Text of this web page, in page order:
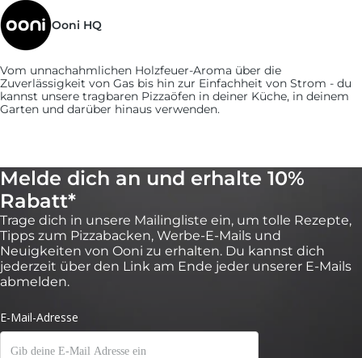
Ooni HQ
Vom unnachahmlichen Holzfeuer-Aroma über die
Zuverlässigkeit von Gas bis hin zur Einfachheit von Strom - du
kannst unsere tragbaren Pizzaöfen in deiner Küche, in deinem
Garten und darüber hinaus verwenden.
Melde dich an und erhalte 10%
Rabatt*
Trage dich in unsere Mailingliste ein, um tolle Rezepte,
Tipps zum Pizzabacken, Werbe-E-Mails und
Neuigkeiten von Ooni zu erhalten. Du kannst dich
jederzeit über den Link am Ende jeder unserer E-Mails
abmelden.